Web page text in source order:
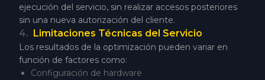
ejecución del servicio, sin realizar accesos posteriores
sin una nueva autorización del cliente.
4. Limitaciones Técnicas del Servicio
Los resultados de la optimización pueden variar en
función de factores como:
Configuración de hardware